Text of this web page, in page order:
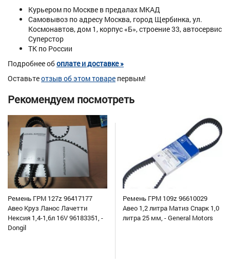
Курьером по Москве в предалах МКАД
Самовывоз по адресу Москва, город Щербинка, ул.
Космонавтов, дом 1, корпус «Б», строение 33, автосервис
Суперстор
ТК по России
Подробнее обоплате и доставке »
Оставьтеотзыв об этом товаре первым!
Рекомендуем посмотреть
Ремень ГРМ 127z 96417177
Авео Круз Ланос Лачетти
Нексия 1,4-1,6л 16V 96183351, -
Dongil
Ремень ГРМ 109z 96610029
Авео 1,2 литра Матиз Спарк 1,0
литра 25 мм, - General Motors